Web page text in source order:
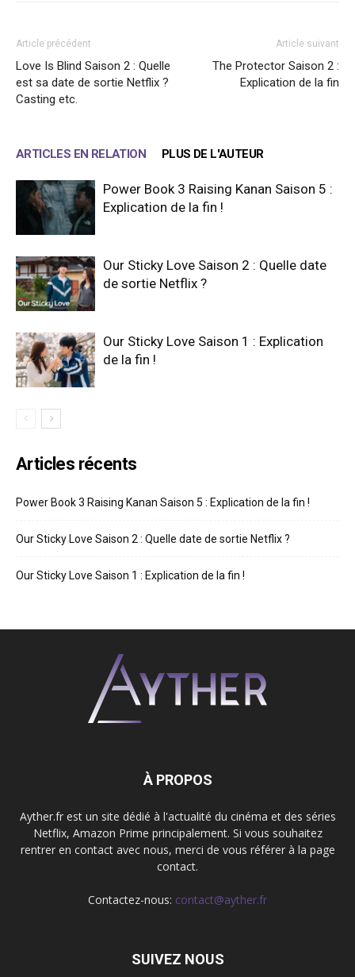
Article précédent
Love Is Blind Saison 2 : Quelle
est sa date de sortie Netflix ?
Casting etc.
Article suivant
The Protector Saison 2 :
Explication de la fin
ARTICLES EN RELATION PLUS DE L'AUTEUR
Power Book 3 Raising Kanan Saison 5 :
Explication de la fin !
Our Sticky Love Saison 2 : Quelle date
de sortie Netflix ?
Our Sticky Love Saison 1 : Explication
de la fin !
Articles récents
Power Book 3 Raising Kanan Saison 5 : Explication de la fin !
Our Sticky Love Saison 2 : Quelle date de sortie Netflix ?
Our Sticky Love Saison 1 : Explication de la fin !
À PROPOS
Ayther.fr est un site dédié à l'actualité du cinéma et des séries
Netflix, Amazon Prime principalement. Si vous souhaitez
rentrer en contact avec nous, merci de vous référer à la page
contact.
Contactez-nous: contact@ayther.fr
SUIVEZ NOUS